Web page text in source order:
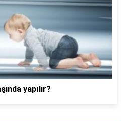
yapılır?